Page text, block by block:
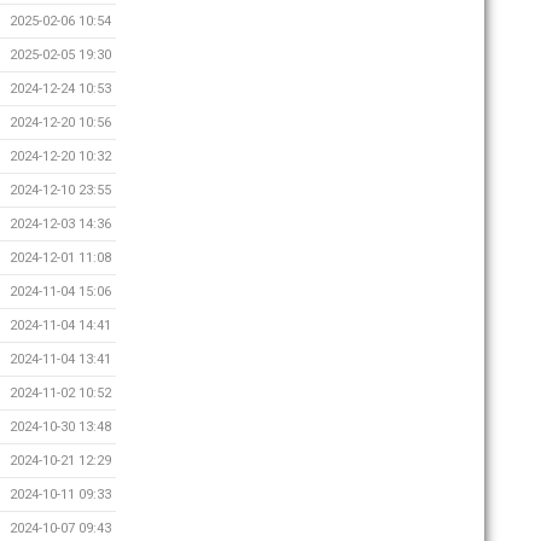
2025-02-06 10:54
2025-02-05 19:30
2024-12-24 10:53
2024-12-20 10:56
2024-12-20 10:32
2024-12-10 23:55
2024-12-03 14:36
2024-12-01 11:08
2024-11-04 15:06
2024-11-04 14:41
2024-11-04 13:41
2024-11-02 10:52
2024-10-30 13:48
2024-10-21 12:29
2024-10-11 09:33
2024-10-07 09:43